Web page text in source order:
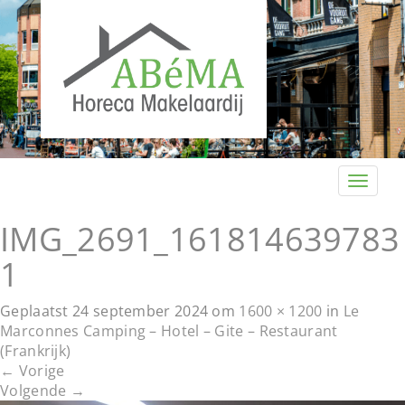
T
g
g
a
IMG_2691_161814639783
1
Geplaatst24 september 2024 om 1600 × 1200 in Le
Marconnes Camping – Hotel – Gite – Restaurant
(Frankrijk)
← Vorige
Volgende →